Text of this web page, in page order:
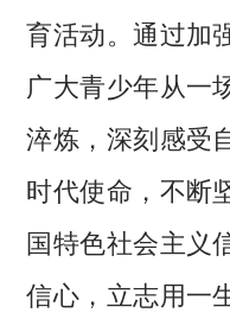
育活动。通过加
广大青少年从一
淬炼，深刻感受
时代使命，不断
国特色社会主义
信心，立志用一